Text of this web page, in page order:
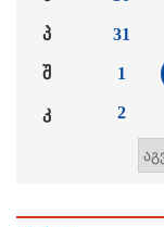
პ
შ
კ
31
1
2